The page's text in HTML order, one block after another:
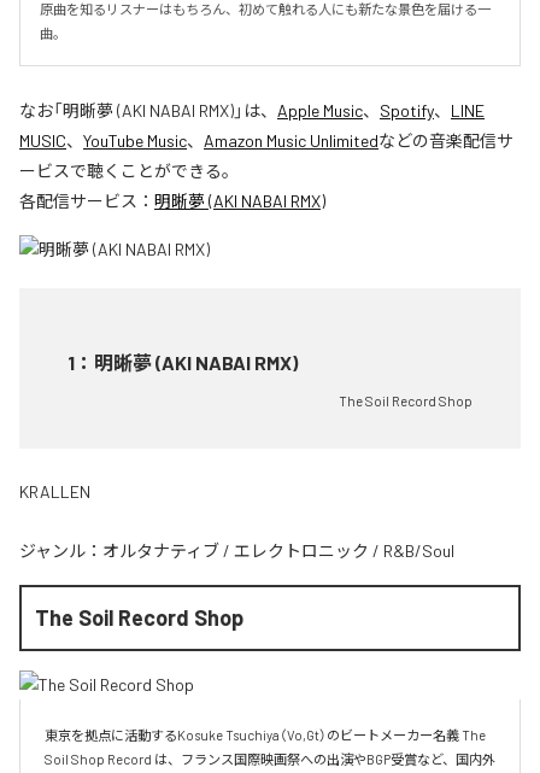
原曲を知るリスナーはもちろん、初めて触れる人にも新たな景色を届ける一
曲。
なお「明晰夢 (AKI NABAI RMX)」は、 Apple Music、 Spotify、 LINE
MUSIC、 YouTube Music、 Amazon Music Unlimitedなどの音楽配信サ
ービスで聴くことができる。
各配信サービス： 明晰夢 (AKI NABAI RMX)
1 ： 明晰夢 (AKI NABAI RMX)
The Soil Record Shop
KRALLEN
ジャンル： オルタナティブ / エレクトロニック / R&B/Soul
The Soil Record Shop
東京を拠点に活動するKosuke Tsuchiya（Vo,Gt）のビートメーカー名義 The
Soil Shop Record は、フランス国際映画祭への出演やBGP受賞など、国内外